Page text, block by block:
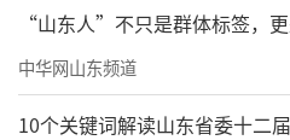
“山东人”不只是群体标签，
中华网山东频道
10个关键词解读山东省委十二